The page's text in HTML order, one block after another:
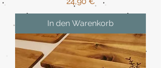
In den Warenkorb